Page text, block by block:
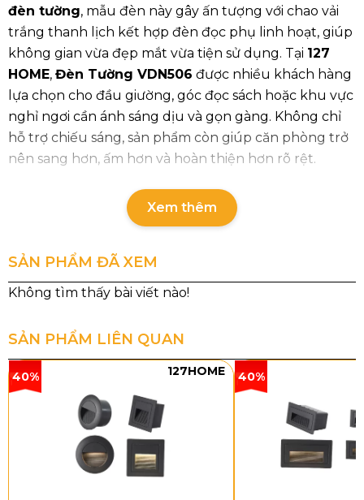
đèn tường, mẫu đèn này gây ấn tượng với chao vải
trắng thanh lịch kết hợp đèn đọc phụ linh hoạt, giúp
không gian vừa đẹp mắt vừa tiện sử dụng. Tại 127
HOME, Đèn Tường VDN506 được nhiều khách hàng
lựa chọn cho đầu giường, góc đọc sách hoặc khu vực
nghỉ ngơi cần ánh sáng dịu và gọn gàng. Không chỉ
hỗ trợ chiếu sáng, sản phẩm còn giúp căn phòng trở
nên sang hơn, ấm hơn và hoàn thiện hơn rõ rệt.
Thông số chi tiết của sản phẩm
Tên sản phẩm: Đèn Tường VDN506
Kích thước sản phẩm: W350 x H400
Nguồn sáng chính: E27 x 1
Kiểu lắp đặt: Gắn tường
Kiểu dáng và chất liệu
Đèn Tường VDN506sở hữu thiết kế hài hòa giữa
tính thẩm mỹ và công năng sử dụng. Phần đèn
chính phía trên được hoàn thiện với chao vải trắng
dáng loe nhẹ, tạo cảm giác thanh lịch và dễ phối với
nhiều phong cách nội thất. Bên dưới là đèn đọc phụ
Xem thêm
SẢN PHẨM ĐÃ XEM
SẢN PHẨM LIÊN QUAN
40% 127HOME 40%